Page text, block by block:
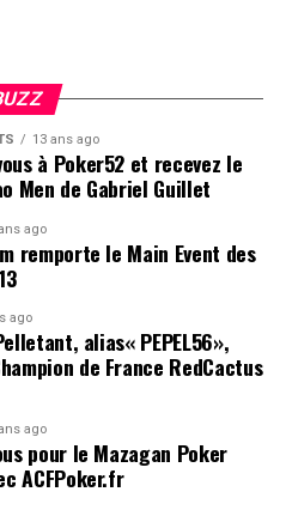
au centre
13 ans ago
à Poker52 et recevez le
Men de Gabriel Guillet
ago
remporte le Main Event des
ago
alias« PEPEL56»,
de France RedCactus
ago
pour le Mazagan Poker
ACFPoker.fr